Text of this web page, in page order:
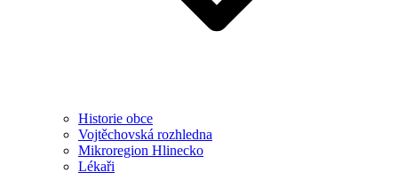
Historie obce
Vojtěchovská rozhledna
Mikroregion Hlinecko
Lékaři